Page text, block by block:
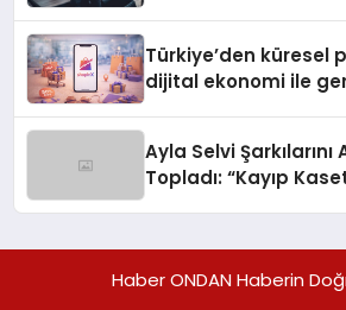
Türkiye’den küresel
dijital ekonomi ile
Ayla Selvi
Topladı: “Kayıp
Haber ONDAN Haberin